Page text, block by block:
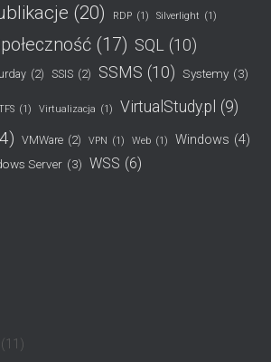
(20) RDP (1) Silverlight (1)
(17) SQL (10)
(2) SSIS (2) SSMS (10) Systemy (3)
(1) Virtualizacja (1) VirtualStudy.pl (9)
VMWare (2) VPN (1) Web (1) Windows (4)
Server (3) WSS (6)
(11)